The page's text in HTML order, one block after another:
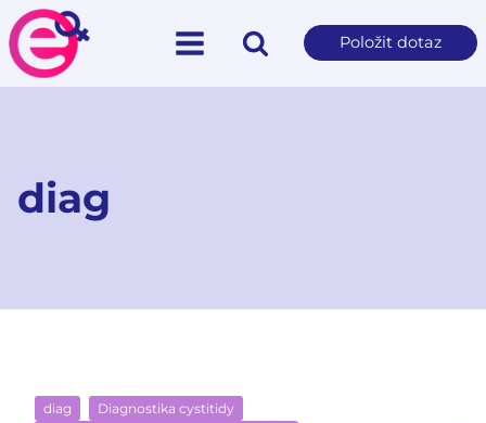
Položit dotaz
diag
diag
Diagnostika cystitidy